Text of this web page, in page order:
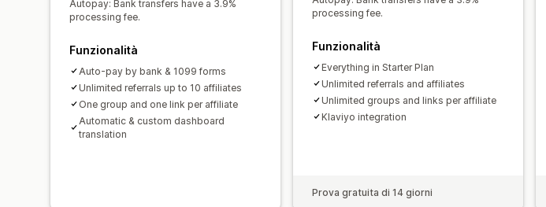
Moduli
Accrediti
Autopay: Bank transfers have a 3.9%
processing fee.
Funzionalità
Auto-pay by bank & 1099 forms
Unlimited referrals up to 10 affiliates
One group and one link per affiliate
Automatic & custom dashboard
translation
processing fee.
Funzionalità
Everything in Starter Plan
Unlimited referrals and affiliates
Unlimited groups and links per affiliate
Klaviyo integration
Prova gratuita di 14 giorni